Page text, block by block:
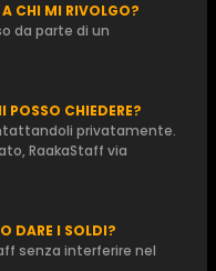
CHI MI RIVOLGO?
da parte di un
POSSO CHIEDERE?
privatamente.
RaakaStaff via
DARE I SOLDI?
senza interferire nel